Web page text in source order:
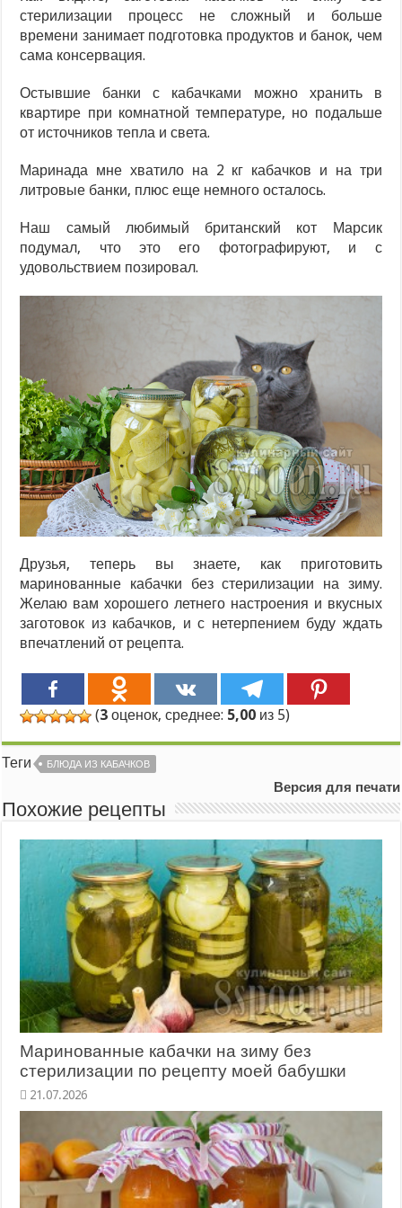
стерилизации процесс не сложный и больше
времени занимает подготовка продуктов и банок, чем
сама консервация.
Остывшие банки с кабачками можно хранить в
квартире при комнатной температуре, но подальше
от источников тепла и света.
Маринада мне хватило на 2 кг кабачков и на три
литровые банки, плюс еще немного осталось.
Наш самый любимый британский кот Марсик
подумал, что это его фотографируют, и с
удовольствием позировал.
Друзья, теперь вы знаете, как приготовить
маринованные кабачки без стерилизации на зиму.
Желаю вам хорошего летнего настроения и вкусных
заготовок из кабачков, и с нетерпением буду ждать
впечатлений от рецепта.
(3 оценок, среднее: 5,00 из 5)
Теги БЛЮДА ИЗ КАБАЧКОВ
Версия для печати
Похожие рецепты
Маринованные кабачки на зиму без
стерилизации по рецепту моей бабушки